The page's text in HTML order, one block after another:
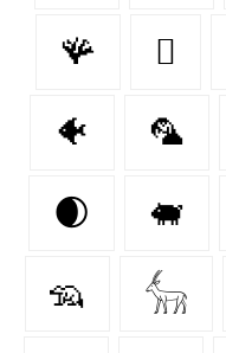
🪸 🫩
🐠 🦜
🌒 🐖
🦡 𓃲